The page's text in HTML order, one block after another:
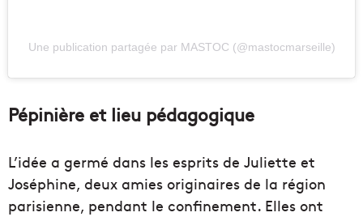
Une publication partagée par MASTOC (@mastocmarseille)
Pépinière et lieu pédagogique
L’idée a germé dans les esprits de Juliette et
Joséphine, deux amies originaires de la région
parisienne, pendant le confinement. Elles ont